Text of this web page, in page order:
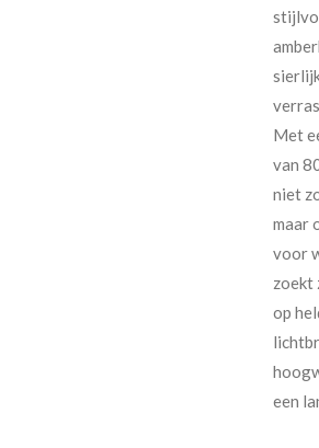
Met
van
niet
maar
voor
zoekt
op
een